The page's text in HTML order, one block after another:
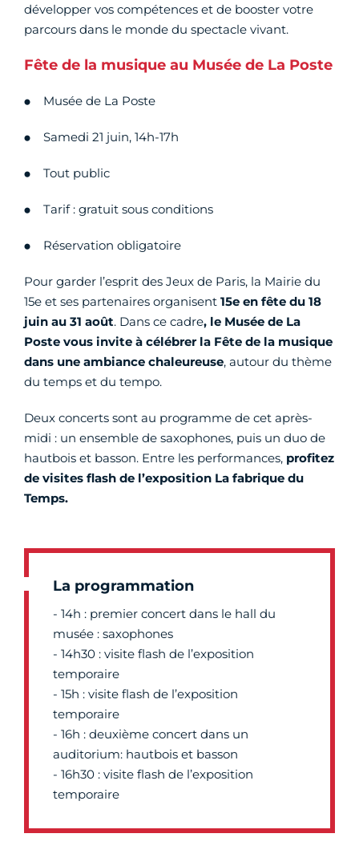
développer vos compétences et de booster votre
parcours dans le monde du spectacle vivant.
Fête de la musique au Musée de La Poste
Musée de La Poste
Samedi 21 juin, 14h-17h
Tout public
Tarif : gratuit sous conditions
Réservation obligatoire
Pour garder l’esprit des Jeux de Paris, la Mairie du
15e et ses partenaires organisent 15e en fête du 18
juin au 31 août. Dans ce cadre, le Musée de La
Poste vous invite à célébrer la Fête de la musique
dans une ambiance chaleureuse, autour du thème
du temps et du tempo.
Deux concerts sont au programme de cet après-
midi : un ensemble de saxophones, puis un duo de
hautbois et basson. Entre les performances, profitez
de visites flash de l’exposition La fabrique du
Temps.
La programmation
- 14h : premier concert dans le hall du
musée : saxophones
- 14h30 : visite flash de l’exposition
temporaire
- 15h : visite flash de l’exposition
temporaire
- 16h : deuxième concert dans un
auditorium: hautbois et basson
- 16h30 : visite flash de l’exposition
temporaire